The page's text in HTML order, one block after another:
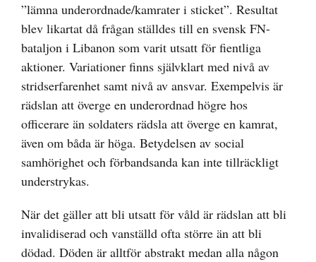
”lämna underordnade/kamrater i sticket”. Resultat
blev likartat då frågan ställdes till en svensk FN-
bataljon i Libanon som varit utsatt för fientliga
aktioner. Variationer finns självklart med nivå av
stridserfarenhet samt nivå av ansvar. Exempelvis är
rädslan att överge en underordnad högre hos
officerare än soldaters rädsla att överge en kamrat,
även om båda är höga. Betydelsen av social
samhörighet och förbandsanda kan inte tillräckligt
understrykas.
När det gäller att bli utsatt för våld är rädslan att bli
invalidiserad och vanställd ofta större än att bli
dödad. Döden är alltför abstrakt medan alla någon